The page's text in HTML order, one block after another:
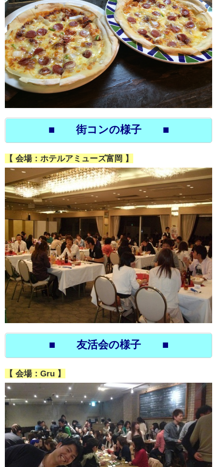
■ 街コンの様子 ■
【 会場：ホテルアミューズ富岡 】
■ 友活会の様子 ■
【 会場：Gru 】